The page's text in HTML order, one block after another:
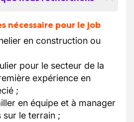
nécessaire pour le job
en construction ou
pour le secteur de la
expérience en
;
en équipe et à manager
sur le terrain ;